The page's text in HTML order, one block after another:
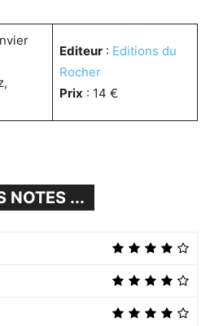
Editeur: Editions du
Rocher
Prix : 14 €
NOTES ...